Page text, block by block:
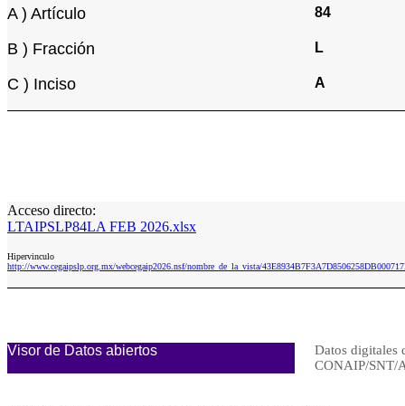
A ) Artículo 84
B ) Fracción L
C ) Inciso A
Acceso directo:
LTAIPSLP84LA FEB 2026.xlsx
Hipervinculo
http://www.cegaipslp.org.mx/webcegaip2026.nsf/nombre_de_la_vista/
Visor de Datos abiertos
Datos digitales
CONAIP/SNT/